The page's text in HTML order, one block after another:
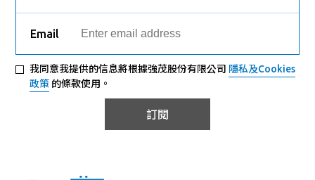
Email
訂閱
我同意我提供的信息將根據強茂股份有限公司 隱私及Cookies
政策 的條款使用。